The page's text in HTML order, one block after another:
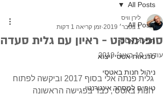
All Posts
תפעול אטסי
סדנאות אטסי ויצוא
ניהול חנות באטסי
טיפים למסחר אינטרנטי
All Posts
סופרמרקט - ראיון עם גלית סעדה
לירן וויס
1 בפבר׳ 2019
זמן קריאה 1 דקות
עודכן:10 באוג׳ 2019
גלית פנתה אלי בסוף 2017 וביקשה לפתוח
חנות באטסי, כבר בפגישה הראשונה